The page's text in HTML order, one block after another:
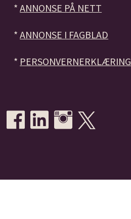
*ANNONSE PÅ NETT
*ANNONSE I FAGBLAD
* PERSONVERNERKLÆRING